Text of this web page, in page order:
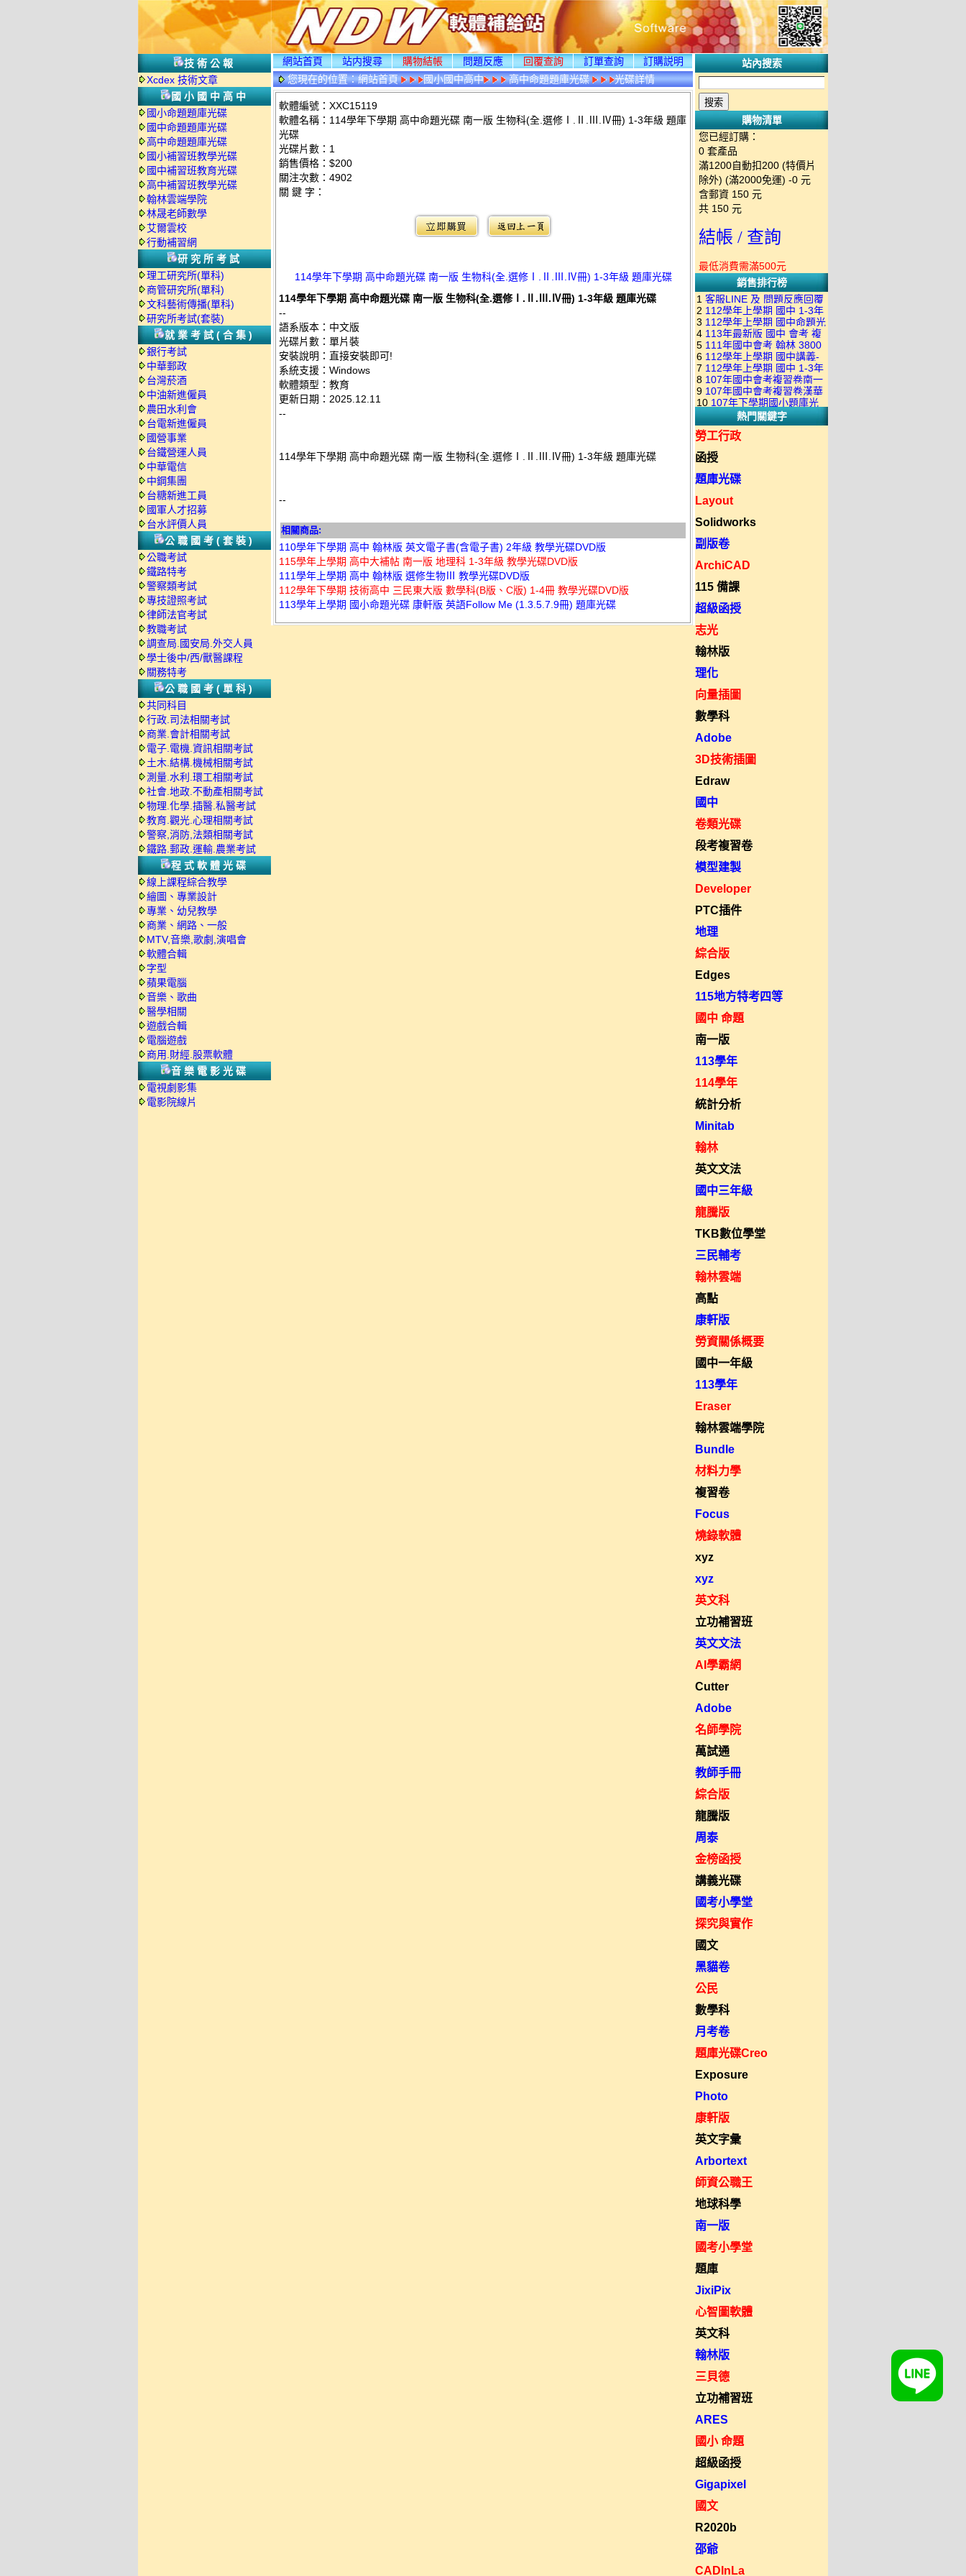
技術公報
Xcdex 技術文章
國小國中高中
國小命題題庫光碟
國中命題題庫光碟
高中命題題庫光碟
國小補習班教學光碟
國中補習班教育光碟
高中補習班教學光碟
翰林雲端學院
林晟老師數學
艾爾雲校
行動補習網
研究所考試
理工研究所(單科)
商管研究所(單科)
文科藝術傳播(單科)
研究所考試(套裝)
就業考試(合集)
銀行考試
中華郵政
台灣菸酒
中油新進僱員
農田水利會
台電新進僱員
國營事業
台鐵營運人員
中華電信
中鋼集團
台糖新進工員
國軍人才招募
台水評價人員
公職國考(套裝)
公職考試
鐵路特考
警察類考試
專技證照考試
律師法官考試
教職考試
調查局.國安局.外交人員
學士後中/西/獸醫課程
關務特考
公職國考(單科)
共同科目
行政.司法相關考試
商業.會計相關考試
電子.電機.資訊相關考試
土木.結構.機械相關考試
測量.水利.環工相關考試
社會.地政.不動產相關考試
物理.化學.插醫.私醫考試
教育.觀光.心理相關考試
警察,消防,法類相關考試
鐵路.郵政.運輸.農業考試
程式軟體光碟
線上課程綜合教學
繪圖、專業設計
專業、幼兒教學
商業、網路、一般
MTV,音樂,歌劇,演唱會
軟體合輯
字型
蘋果電腦
音樂、歌曲
醫學相關
遊戲合輯
電腦遊戲
商用.財經.股票軟體
音樂電影光碟
電視劇影集
電影院線片
網站首頁 站内搜尋 購物結帳 問題反應 回覆查詢 訂單查詢
訂購説明
您現在的位置：網站首頁 國小國中高中 高中命題題庫光碟 光碟詳情
軟體編號：XXC15119
軟體名稱：114學年下學期 高中命題光碟 南一版 生物科(全.選修Ⅰ.Ⅱ.Ⅲ.Ⅳ冊) 1-3年級 題庫
光碟
光碟片數：1
銷售價格：$200
關注次數： 4902
關 鍵 字：
114學年下學期 高中命題光碟 南一版 生物科(全.選修Ⅰ.Ⅱ.Ⅲ.Ⅳ冊) 1-3年級 題庫光碟
114學年下學期 高中命題光碟 南一版 生物科(全.選修Ⅰ.Ⅱ.Ⅲ.Ⅳ冊) 1-3年級 題庫光碟
--
語系版本：中文版
光碟片數：單片裝
安裝說明：直接安裝即可!
系統支援：Windows
軟體類型：教育
更新日期：2025.12.11
--
114學年下學期 高中命題光碟 南一版 生物科(全.選修Ⅰ.Ⅱ.Ⅲ.Ⅳ冊) 1-3年級 題庫光碟
--
相關商品:
110學年下學期 高中 翰林版 英文電子書(含電子書) 2年級 教學光碟DVD版
115學年上學期 高中大補帖 南一版 地理科 1-3年級 教學光碟DVD版
111學年上學期 高中 翰林版 選修生物Ⅲ 教學光碟DVD版
112學年下學期 技術高中 三民東大版 數學科(B版、C版) 1-4冊 教學光碟DVD版
113學年上學期 國小命題光碟 康軒版 英語Follow Me (1.3.5.7.9冊) 題庫光碟
站內搜索
購物清單
您已經訂購：
0 套產品
滿1200自動扣200 (特價片
除外) (滿2000免運) -0 元
含郵資 150 元
共 150 元
結帳 / 查詢
最低消費需滿500元
銷售排行榜
1 客服LINE 及 問題反應回覆
方式 下單後出現訂單編號就
是訂購成功 不會有回覆信
2 112學年上學期 國中 1-3年
級 校用卷 (含南一.康軒.翰林.
全科目.全部卷.含解答)完整版
(2DVD)
3 112學年上學期 國中命題光
碟 康軒版 1-3年級(含108課
綱)(全年級、全領域) 題庫光
碟(不包含：藝文+綜合+健體)
4 113年最新版 國中 會考 複
習卷講義 共18卷(含南一百分
百EZ+南一超會考+康軒麻辣
+康軒會考勝經+康軒易點通
+康軒圖解E點通+漢華大聯盟
+翰林大滿貫+翰林橘子+翰林
Lite輕+翰林主題探索+奇鼎
KO+奇鼎進會考+金安新思維
+金安雙向溝通+金安會考
735+建弘細說.活用+漢華達
陣)全科目合輯版(3片裝)
5 111年國中會考 翰林 3800
應用題彙編 + 南一 3688 應用
題彙編+南一歷屆試題+康軒
3800+ 應用題彙編 1-3年級 卷
類光碟
6 112學年上學期 國中講義-
題型較難(康軒新挑戰麻辣講
義+翰林超級翰將講義+南一學
習標竿講義) 1-3年級 合輯版
DVD版
7 112學年上學期 國中 1-3年
級 習作解答+課本解答(含康
軒.南一.翰林全版本.全科目)
合輯版 DVD版
8 107年國中會考複習卷南一
版 ( 點線面 )全科目.九科含解
答.合輯正式版
9 107年國中會考複習卷漢華
版 ( 達陣 ) 全科目.八科含解
答.合輯正式版
10 107年下學期國小題庫光
碟-南一版（1～6年級）全科
目合輯版 (三片裝)
熱門關鍵字
勞工行政
函授
題庫光碟
Layout
Solidworks
副版卷
ArchiCAD
115 備課
超級函授
志光
翰林版
理化
向量插圖
數學科
Adobe
3D技術插圖
Edraw
國中
卷類光碟
段考複習卷
模型建製
Developer
PTC插件
地理
綜合版
Edges
115地方特考四等
國中 命題
南一版
113學年
114學年
統計分析
Minitab
翰林
英文文法
國中三年級
龍騰版
TKB數位學堂
三民輔考
翰林雲端
高點
康軒版
勞資關係概要
國中一年級
113學年
Eraser
翰林雲端學院
Bundle
材料力學
複習卷
Focus
燒錄軟體
xyz
xyz
英文科
立功補習班
英文文法
AI學霸網
Cutter
Adobe
名師學院
萬試通
教師手冊
綜合版
龍騰版
周泰
金榜函授
講義光碟
國考小學堂
探究與實作
國文
黑貓卷
公民
數學科
月考卷
題庫光碟Creo
Exposure
Photo
康軒版
英文字彙
Arbortext
師資公職王
地球科學
南一版
國考小學堂
題庫
JixiPix
心智圖軟體
英文科
翰林版
三貝德
立功補習班
ARES
國小 命題
超級函授
Gigapixel
國文
R2020b
邵爺
CADInLa